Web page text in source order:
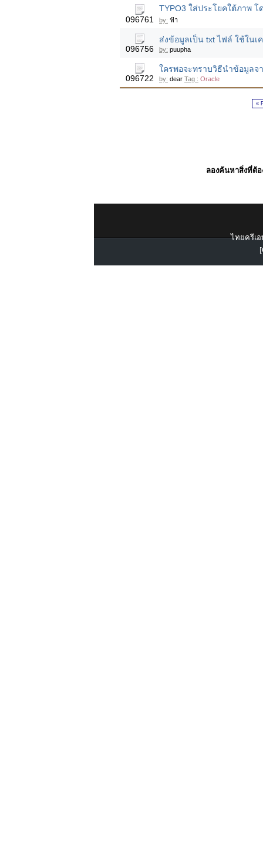
096761
TYPO3 ใส่ประโยคใต้ภาพ โ
by: ฟ้า
096756
ส่งข้อมูลเป็น txt ไฟล์ ใช้ใน
by: puupha
096722
ใครพอจะทราบวิธีนำข้อมูลจ
by: dear Tag : Oracle
«
ลองค้นหาสิ่งที่ต้อ
ไทยครีเอ
[